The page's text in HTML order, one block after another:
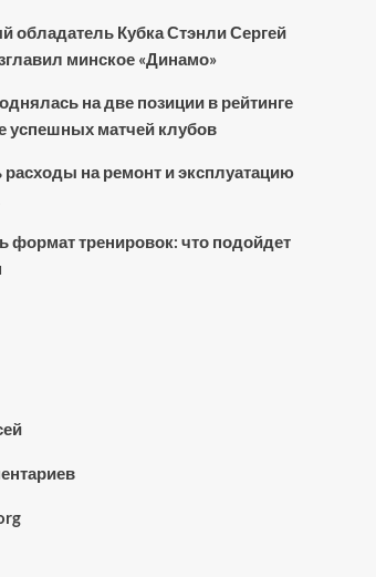
обладатель Кубка Стэнли Сергей
минское «Динамо»
на две позиции в рейтинге
успешных матчей клубов
расходы на ремонт и эксплуатацию
формат тренировок: что подойдет